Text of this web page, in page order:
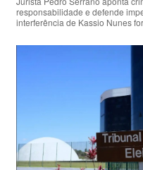
responsabilidade e defende
interferência de Kassio Nunes